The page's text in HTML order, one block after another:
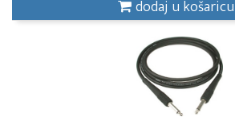
dodaj u košaricu